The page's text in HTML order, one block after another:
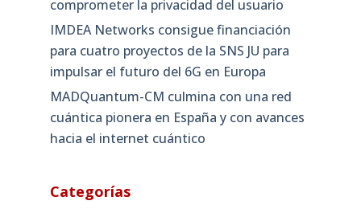
comprometer la privacidad del usuario
IMDEA Networks consigue financiación
para cuatro proyectos de la SNS JU para
impulsar el futuro del 6G en Europa
MADQuantum-CM culmina con una red
cuántica pionera en España y con avances
hacia el internet cuántico
Categorías